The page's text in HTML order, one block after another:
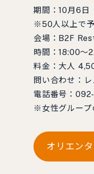
期間：10月6日
※50人以上で予
会場：B2F
時間：18:00～
料金：大人
問い合わせ：
電話番号：
※女性グループ
オリエン